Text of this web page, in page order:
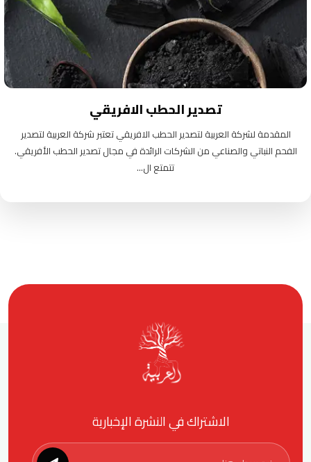
تصدير الحطب الافريقي
المقدمة لشركة العربية لتصدير الحطب الافريقي تعتبر شركة العربية لتصدير
الفحم النباتي والصناعي من الشركات الرائدة في مجال تصدير الحطب الأفريقي.
تتمتع ال...
الاشتراك في النشرة الإخبارية